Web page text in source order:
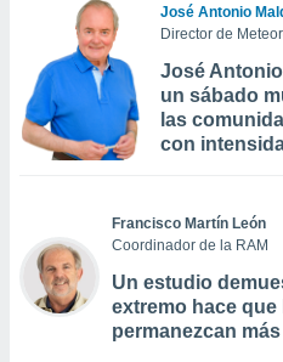
José Antonio
Director de
José
un sábado
las
con
Francisco Martín León
Coordinador de la RAM
Un estudio
extremo hace
permanezcan